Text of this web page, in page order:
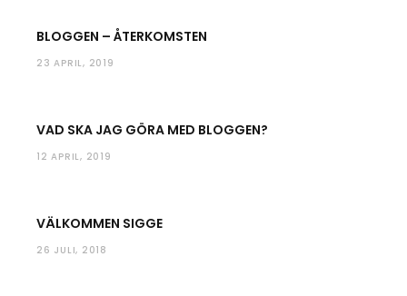
BLOGGEN – ÅTERKOMSTEN
23 APRIL, 2019
VAD SKA JAG GÖRA MED BLOGGEN?
12 APRIL, 2019
VÄLKOMMEN SIGGE
26 JULI, 2018